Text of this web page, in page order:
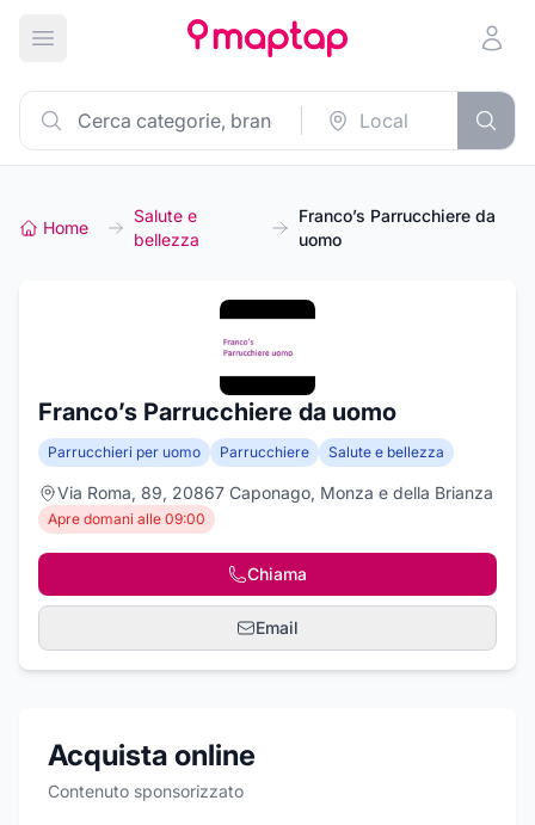
Apri menu principale
Home
Salute e
bellezza
Franco’s Parrucchiere da
uomo
Franco’s Parrucchiere da uomo
Parrucchieri per uomo Parrucchiere Salute e bellezza
Via Roma, 89, 20867 Caponago, Monza e della Brianza
Apre domani alle 09:00
Chiama
Email
Acquista online
Contenuto sponsorizzato